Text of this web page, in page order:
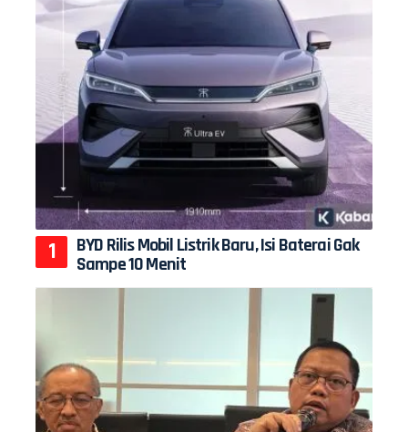
BYD Rilis Mobil Listrik Baru, Isi Baterai Gak
Sampe 10 Menit